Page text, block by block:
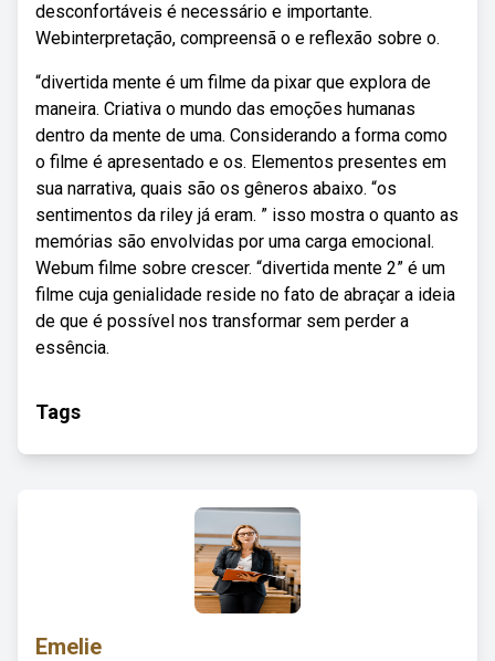
desconfortáveis é necessário e importante.
Webinterpretação, compreensã o e reflexão sobre o.
“divertida mente é um filme da pixar que explora de
maneira. Criativa o mundo das emoções humanas
dentro da mente de uma. Considerando a forma como
o filme é apresentado e os. Elementos presentes em
sua narrativa, quais são os gêneros abaixo. “os
sentimentos da riley já eram. ” isso mostra o quanto as
memórias são envolvidas por uma carga emocional.
Webum filme sobre crescer. “divertida mente 2” é um
filme cuja genialidade reside no fato de abraçar a ideia
de que é possível nos transformar sem perder a
essência.
Tags
Emelie